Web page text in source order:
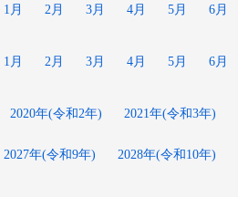
1月 2月 3月 4月 5月 6月
1月 2月 3月 4月 5月 6月
2020年(令和2年) 2021年(令和3年)
2027年(令和9年) 2028年(令和10年)